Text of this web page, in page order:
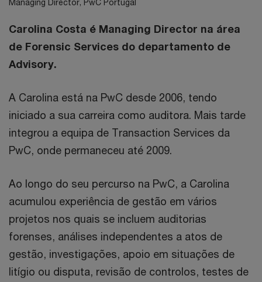
Managing Director, PwC Portugal
Carolina Costa é Managing Director na área
de Forensic Services do departamento de
Advisory.
A Carolina está na PwC desde 2006, tendo
iniciado a sua carreira como auditora. Mais tarde
integrou a equipa de Transaction Services da
PwC, onde permaneceu até 2009.
Ao longo do seu percurso na PwC, a Carolina
acumulou experiência de gestão em vários
projetos nos quais se incluem auditorias
forenses, análises independentes a atos de
gestão, investigações, apoio em situações de
litígio ou disputa, revisão de controlos, testes de